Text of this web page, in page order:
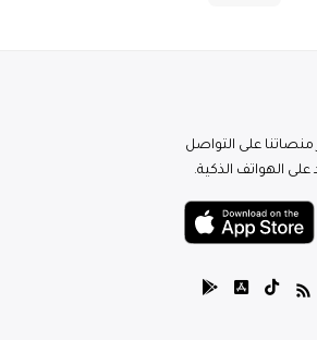
على التواصل
الهواتف الذكية.